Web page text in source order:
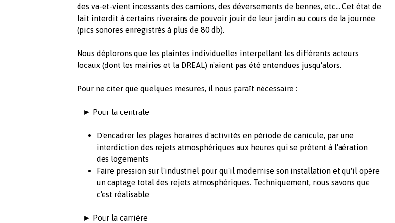
des va-et-vient incessants des camions, des déversements de bennes, etc... Cet état de
fait interdit à certains riverains de pouvoir jouir de leur jardin au cours de la journée
(pics sonores enregistrés à plus de 80 db).
Nous déplorons que les plaintes individuelles interpellant les différents acteurs
locaux (dont les mairies et la DREAL) n'aient pas été entendues jusqu'alors.
Pour ne citer que quelques mesures, il nous paraît nécessaire :
► Pour la centrale
D'encadrer les plages horaires d'activités en période de canicule, par une
interdiction des rejets atmosphériques aux heures qui se prêtent à l'aération
des logements
Faire pression sur l'industriel pour qu'il modernise son installation et qu'il opère
un captage total des rejets atmosphériques. Techniquement, nous savons que
c'est réalisable
► Pour la carrière